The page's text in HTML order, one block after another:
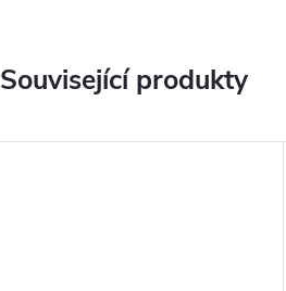
Související produkty